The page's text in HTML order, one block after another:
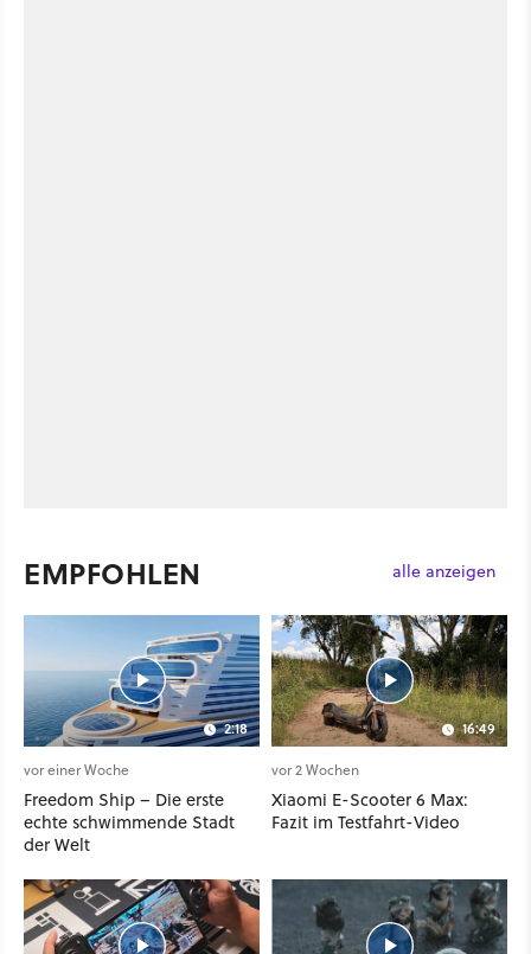
EMPFOHLEN alle anzeigen
2:18
vor einer Woche
Freedom Ship – Die erste
echte schwimmende Stadt
der Welt
16:49
vor 2 Wochen
Xiaomi E-Scooter 6 Max:
Fazit im Testfahrt-Video